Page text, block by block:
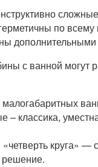
по всему
с ванной могут
– классика,
круга» —
решение.